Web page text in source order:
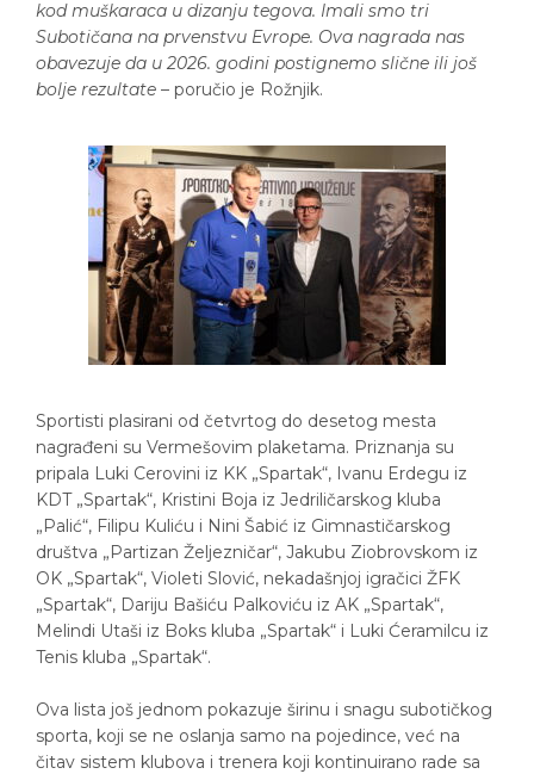
kod muškaraca u dizanju tegova. Imali smo tri
Subotičana na prvenstvu Evrope. Ova nagrada nas
obavezuje da u 2026. godini postignemo slične ili još
bolje rezultate – poručio je Rožnjik.
Sportisti plasirani od četvrtog do desetog mesta
nagrađeni su Vermešovim plaketama. Priznanja su
pripala Luki Cerovini iz KK „Spartak“, Ivanu Erdegu iz
KDT „Spartak“, Kristini Boja iz Jedriličarskog kluba
„Palić“, Filipu Kuliću i Nini Šabić iz Gimnastičarskog
društva „Partizan Željezničar“, Jakubu Ziobrovskom iz
OK „Spartak“, Violeti Slović, nekadašnjoj igračici ŽFK
„Spartak“, Dariju Bašiću Palkoviću iz AK „Spartak“,
Melindi Utaši iz Boks kluba „Spartak“ i Luki Ćeramilcu iz
Tenis kluba „Spartak“.
Ova lista još jednom pokazuje širinu i snagu subotičkog
sporta, koji se ne oslanja samo na pojedince, već na
čitav sistem klubova i trenera koji kontinuirano rade sa